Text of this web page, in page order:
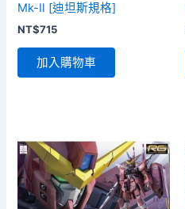
Mk-Ⅱ [迪坦斯規格]
NT$715
加入購物車